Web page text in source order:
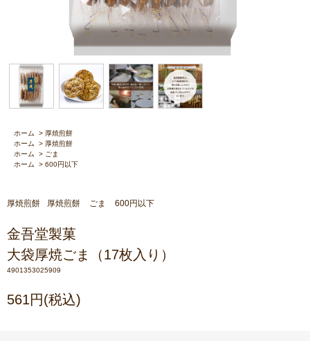
ホーム > 厚焼煎餅
ホーム
> 厚焼煎餅
ホーム
> ごま
ホーム
> 600円以下
厚焼煎餅 厚焼煎餅 ごま 600円以下
金吾堂製菓
大袋厚焼ごま（17枚入り）
4901353025909
561円(税込)